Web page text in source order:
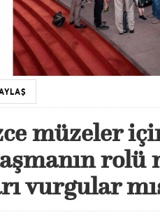
müzeler
rolü
vurgular